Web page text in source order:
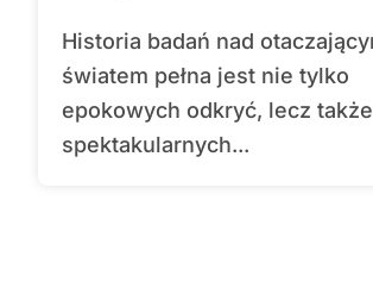
Historia badań nad otaczającym nas
światem pełna jest nie tylko
epokowych odkryć, lecz także
spektakularnych...